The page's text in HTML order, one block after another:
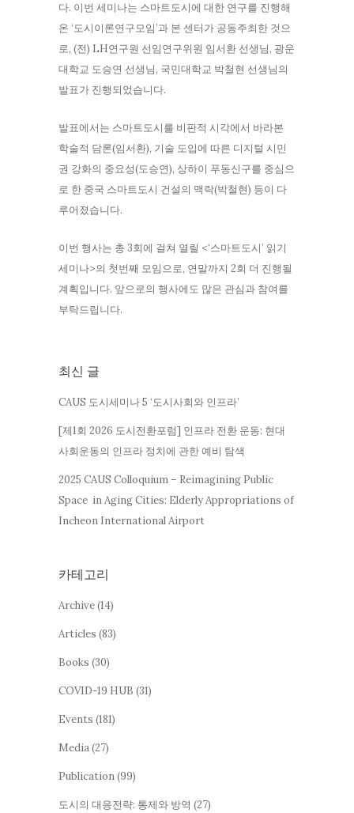
다. 이번 세미나는 스마트도시에 대한 연구를 진행해
온 ‘도시이론연구모임’과 본 센터가 공동주최한 것으
로, (전) LH연구원 선임연구위원 임서환 선생님, 광운
대학교 도승연 선생님, 국민대학교 박철현 선생님의
발표가 진행되었습니다.
발표에서는 스마트도시를 비판적 시각에서 바라본
학술적 담론(임서환), 기술 도입에 따른 디지털 시민
권 강화의 중요성(도승연), 상하이 푸동신구를 중심으
로 한 중국 스마트도시 건설의 맥락(박철현) 등이 다
루어졌습니다.
이번 행사는 총 3회에 걸쳐 열릴 <‘스마트도시’ 읽기
세미나>의 첫번째 모임으로, 연말까지 2회 더 진행될
계획입니다. 앞으로의 행사에도 많은 관심과 참여를
부탁드립니다.
최신 글
CAUS 도시세미나 5 ‘도시사회와 인프라’
[제1회 2026 도시전환포럼] 인프라 전환 운동: 현대
사회운동의 인프라 정치에 관한 예비 탐색
2025 CAUS Colloquium – Reimagining Public
Space in Aging Cities: Elderly Appropriations of
Incheon International Airport
카테고리
Archive(14)
Articles (83)
Books (30)
COVID-19 HUB (31)
Events (181)
Media(27)
Publication(99)
도시의 대응전략: 통제와 방역 (27)